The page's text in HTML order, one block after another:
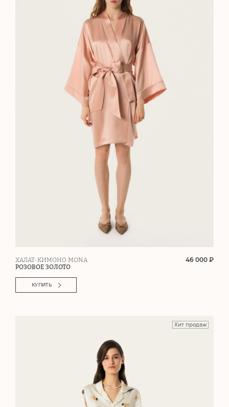
ХАЛАТ-КИМОНО MONA
РОЗОВОЕ ЗОЛОТО
46 000 ₽
КУПИТЬ
Хит продаж